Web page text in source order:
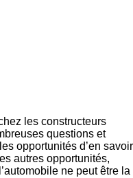
les constructeurs
questions et
opportunités d’en savoir
autres opportunités,
ne peut être la